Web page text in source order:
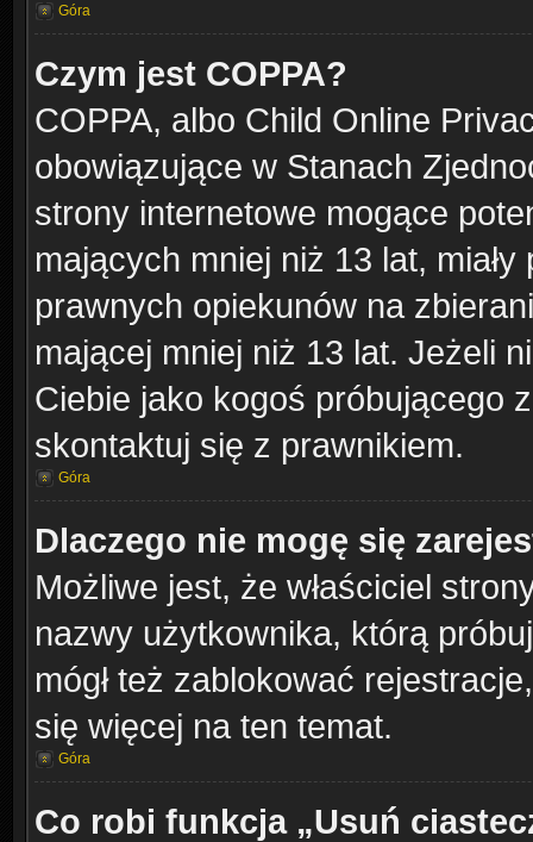
Góra
Czym jest COPPA?
COPPA, albo Child Online
obowiązujące w Stanach
strony internetowe mogące
mających mniej niż 13 lat,
prawnych opiekunów na
mającej mniej niż 13 lat. Jeżeli
Ciebie jako kogoś próbującego
skontaktuj się z prawnikiem.
Góra
Dlaczego nie mogę się
Możliwe jest, że właściciel
nazwy użytkownika, którą
mógł też zablokować
się więcej na ten temat.
Góra
Co robi funkcja „Usuń